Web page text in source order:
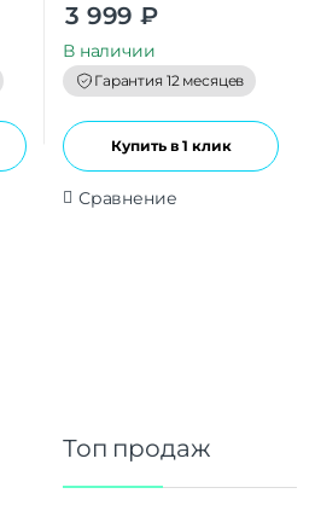
o
t
o
f
5
3 999 ₽
В наличии
Гарантия 12 месяцев
Купить в 1 клик
Сравнение
Топ продаж